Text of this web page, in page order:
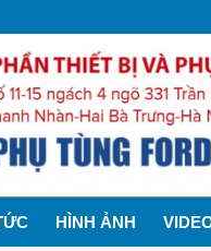
HÌNH ẢNH